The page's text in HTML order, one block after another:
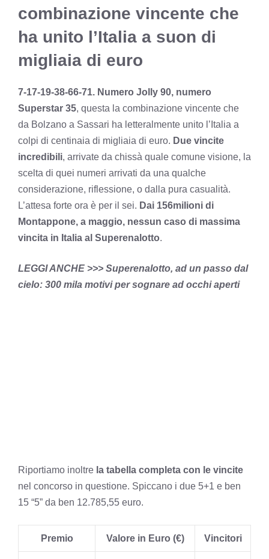
combinazione vincente che
ha unito l’Italia a suon di
migliaia di euro
7-17-19-38-66-71. Numero Jolly 90, numero
Superstar 35, questa la combinazione vincente che
da Bolzano a Sassari ha letteralmente unito l’Italia a
colpi di centinaia di migliaia di euro. Due vincite
incredibili, arrivate da chissà quale comune visione, la
scelta di quei numeri arrivati da una qualche
considerazione, riflessione, o dalla pura casualità.
L’attesa forte ora è per il sei. Dai 156milioni di
Montappone, a maggio, nessun caso di massima
vincita in Italia al Superenalotto.
LEGGI ANCHE >>> Superenalotto, ad un passo dal
cielo: 300 mila motivi per sognare ad occhi aperti
Riportiamo inoltre la tabella completa con le vincite
nel concorso in questione. Spiccano i due 5+1 e ben
15 “5” da ben 12.785,55 euro.
Premio Valore in Euro (€) Vincitori